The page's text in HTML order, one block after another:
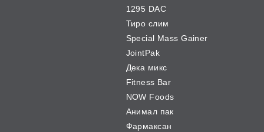
1295 DAC
Тиро слим
Special Mass Gainer
JointPak
Дека микс
Fitness Bar
NOW Foods
Анимал пак
Фармаксан